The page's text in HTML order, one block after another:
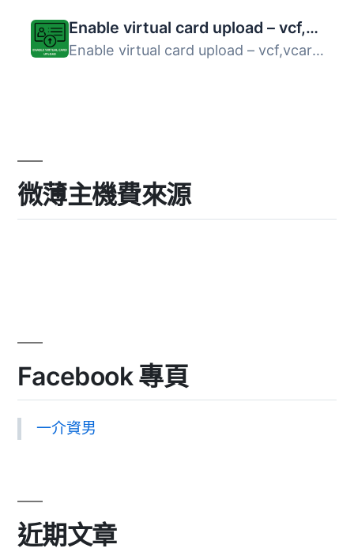
Enable virtual card upload – vcf,vcard
Enable virtual card upload – vcf,vcard 是一款讓你在 WordP...
微薄主機費來源
Facebook 專頁
一介資男
近期文章